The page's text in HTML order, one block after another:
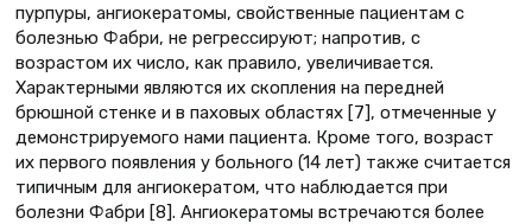
пурпуры, ангиокератомы, свойственные пациентам с
болезнью Фабри, не регрессируют; напротив, с
возрастом их число, как правило, увеличивается.
Характерными являются их скопления на передней
брюшной стенке и в паховых областях [7], отмеченные у
демонстрируемого нами пациента. Кроме того, возраст
их первого появления у больного (14 лет) также считается
типичным для ангиокератом, что наблюдается при
болезни Фабри [8]. Ангиокератомы встречаются более